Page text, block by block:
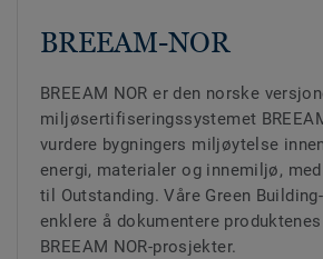
BREEAM-NOR
BREEAM NOR er den norske
miljøsertifiseringssystemet
vurdere bygningers miljøytelse
energi, materialer og innemiljø,
til Outstanding. Våre Green
enklere å dokumentere
BREEAM NOR-prosjekter.